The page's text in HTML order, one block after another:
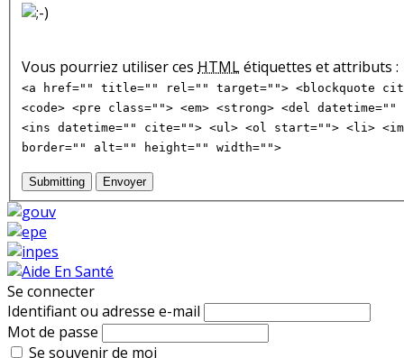
Vous pourriez utiliser ces HTMLétiquettes et attributs :
<a href="" title="" rel="" target=""> <blockquote
<code> <pre class=""> <em> <strong> <del
<ins datetime="" cite=""> <ul> <ol start=""> <li>
border="" alt="" height="" width="">
Submitting Envoyer
Se connecter
Identifiant ou adresse e-mail
Mot de passe
Se souvenir de moi